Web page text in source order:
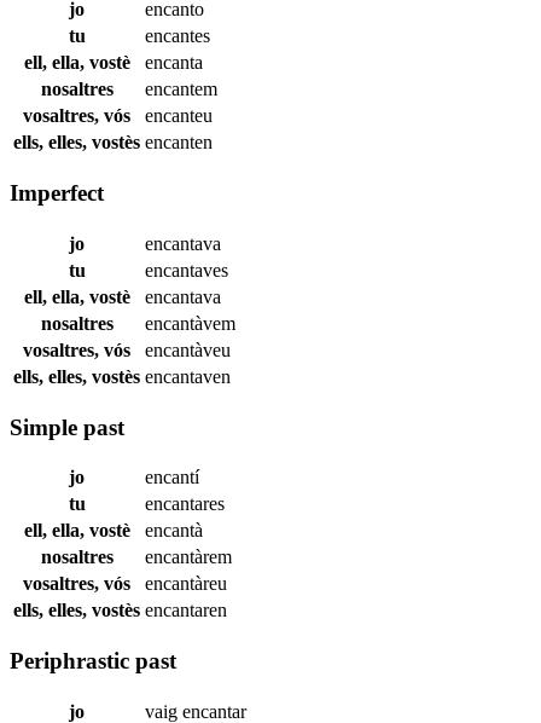
jo
encanto
tu
encantes
ell, ella, vostè
encanta
nosaltres
encantem
vosaltres, vós
encanteu
ells, elles, vostès encanten
Imperfect
jo
encantava
tu
encantaves
ell, ella, vostè
encantava
nosaltres
encantàvem
vosaltres, vós
encantàveu
ells, elles, vostès encantaven
Simple past
jo
encantí
tu
encantares
ell, ella, vostè
encantà
nosaltres
encantàrem
vosaltres, vós
encantàreu
ells, elles, vostès encantaren
Periphrastic past
jo vaig encantar